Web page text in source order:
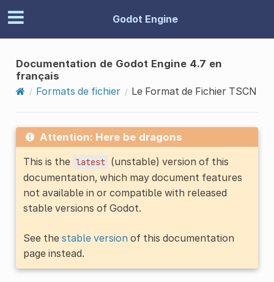
Godot Engine
Documentation de Godot Engine 4.7 en
français
Formats de fichier
Le Format de Fichier TSCN
Attention: Here be dragons
This is the latest (unstable) version of this
documentation, which may document features
not available in or compatible with released
stable versions of Godot.
See the stable versionof this documentation
page instead.